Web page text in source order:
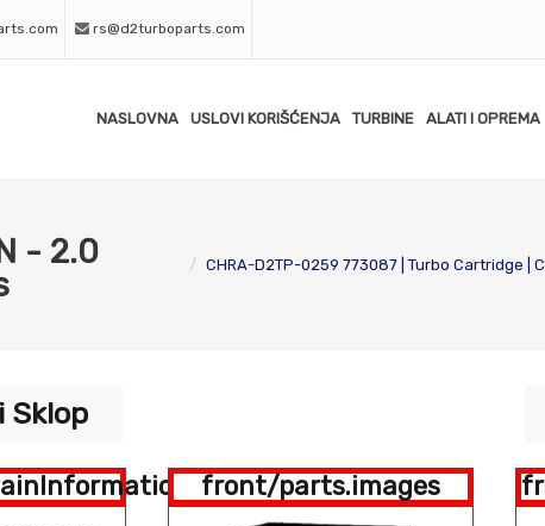
rs@d2turboparts.com
NASLOVNA USLOVI KORIŠĆENJA TURBINE ALATI I OPREMA
- 2.0
CHRA-D2TP-0259 773087 | Turbo Cartridge |
Sklop
front/parts.images